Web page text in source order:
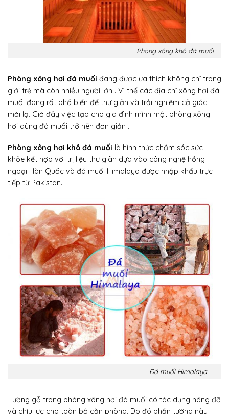
Phòng xông khô đá muối
Phòng xông hơi đá muối đang được ưa thích không chỉ trong
giới trẻ mà còn nhiều người lớn . Vì thế các địa chỉ xông hơi đá
muối đang rất phổ biến để thư giản và trải nghiệm cả giác
mới lạ. Giờ đây việc tạo cho gia đình mình một phòng xông
hơi dùng đá muối trở nên đơn giản .
Phòng xông hơi khô đá muối là hình thức chăm sóc sức
khỏe kết hợp với trị liệu thư giãn dựa vào công nghệ hồng
ngoại Hàn Quốc và đá muối Himalaya được nhập khẩu trực
tiếp từ Pakistan.
Đá muối Himalaya
Tường gỗ trong phòng xông hơi đá muối có tác dụng nâng đỡ
và chịu lực cho toàn bộ căn phòng. Do đó phần tường này